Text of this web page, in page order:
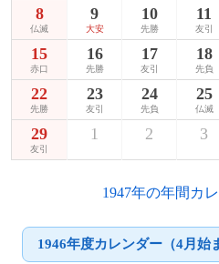
8
仏滅
9
大安
10
先勝
11
友引
15
赤口
16
先勝
17
友引
18
先負
22
先勝
23
友引
24
先負
25
仏滅
29
友引
1 2 3
1947年の年間カ
1946年度カレンダー（4月始